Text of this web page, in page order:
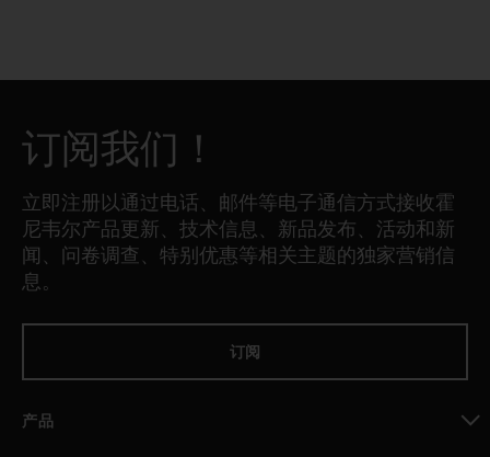
订阅我们！
立即注册以通过电话、邮件等电子通信方式接收霍
尼韦尔产品更新、技术信息、新品发布、活动和新
闻、问卷调查、特别优惠等相关主题的独家营销信
息。
订阅
产品